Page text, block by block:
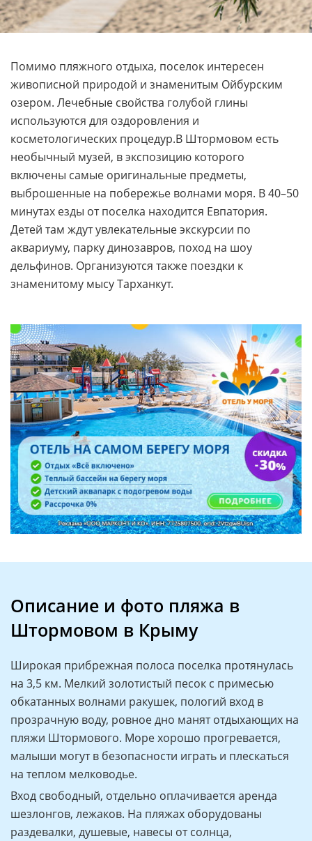
Помимо пляжного отдыха, поселок интересен
живописной природой и знаменитым Ойбурским
озером. Лечебные свойства голубой глины
используются для оздоровления и
косметологических процедур.В Штормовом есть
необычный музей, в экспозицию которого
включены самые оригинальные предметы,
выброшенные на побережье волнами моря. В 40–50
минутах езды от поселка находится Евпатория.
Детей там ждут увлекательные экскурсии по
аквариуму, парку динозавров, поход на шоу
дельфинов. Организуются также поездки к
знаменитому мысу Тарханкут.
Описание и фото пляжа в
Штормовом в Крыму
Широкая прибрежная полоса поселка протянулась
на 3,5 км. Мелкий золотистый песок с примесью
обкатанных волнами ракушек, пологий вход в
прозрачную воду, ровное дно манят отдыхающих на
пляжи Штормового. Море хорошо прогревается,
малыши могут в безопасности играть и плескаться
на теплом мелководье.
Вход свободный, отдельно оплачивается аренда
шезлонгов, лежаков. На пляжах оборудованы
раздевалки, душевые, навесы от солнца,